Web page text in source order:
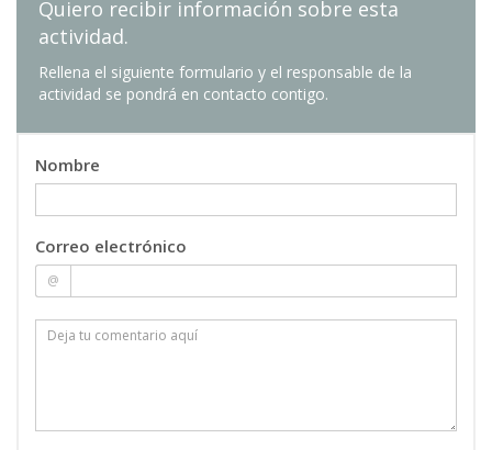
Quiero recibir información sobre esta
actividad.
Rellena el siguiente formulario y el responsable de la
actividad se pondrá en contacto contigo.
Nombre
Correo electrónico
@